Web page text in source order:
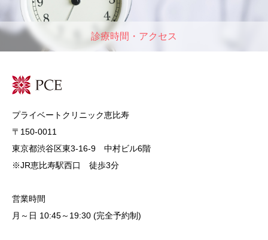
診療時間・アクセス
プライベートクリニック恵比寿
〒150-0011
東京都渋谷区東3-16-9 中村ビル6階
※JR恵比寿駅西口 徒歩3分
営業時間
月～日 10:45～19:30 (完全予約制)